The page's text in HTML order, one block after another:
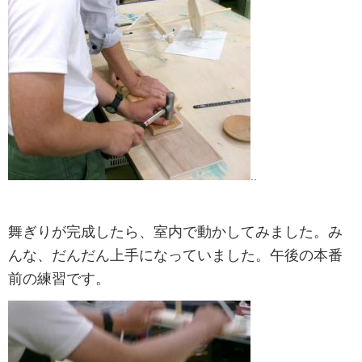
舞ぎりが完成したら、室内で動かしてみました。み
んな、だんだん上手になっていました。午後の本番
前の練習です。